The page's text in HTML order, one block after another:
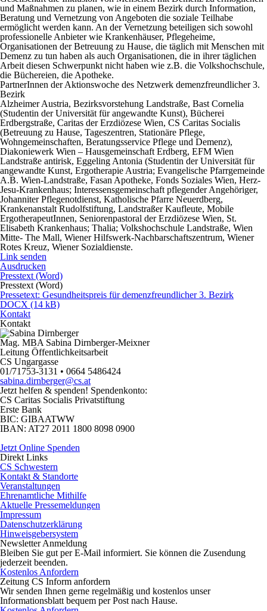
und Maßnahmen zu planen, wie in einem Bezirk durch Information,
Beratung und Vernetzung von Angeboten die soziale Teilhabe
ermöglicht werden kann. An der Vernetzung beteiligen sich sowohl
professionelle Anbieter wie Krankenhäuser, Pflegeheime,
Organisationen der Betreuung zu Hause, die täglich mit Menschen mit
Demenz zu tun haben als auch Organisationen, die in ihrer täglichen
Arbeit diesen Schwerpunkt nicht haben wie z.B. die Volkshochschule,
die Büchereien, die Apotheke.
PartnerInnen der Aktionswoche des Netzwerk demenzfreundlicher 3.
Bezirk
Alzheimer Austria, Bezirksvorstehung Landstraße, Bast Cornelia
(Studentin der Universität für angewandte Kunst), Bücherei
Erdbergstraße, Caritas der Erzdiözese Wien, CS Caritas Socialis
(Betreuung zu Hause, Tageszentren, Stationäre Pflege,
Wohngemeinschaften, Beratungsservice Pflege und Demenz),
Diakoniewerk Wien – Hausgemeinschaft Erdberg, EFM Wien
Landstraße antirisk, Eggeling Antonia (Studentin der Universität für
angewandte Kunst, Ergotherapie Austria; Evangelische Pfarrgemeinde
A.B. Wien-Landstraße, Fasan Apotheke, Fonds Soziales Wien, Herz-
Jesu-Krankenhaus; Interessensgemeinschaft pflegender Angehöriger,
Johanniter Pflegenotdienst, Katholische Pfarre Neuerdberg,
Krankenanstalt Rudolfstiftung, Landstraßer Kaufleute, Mobile
ErgotherapeutInnen, Seniorenpastoral der Erzdiözese Wien, St.
Elisabeth Krankenhaus; Thalia; Volkshochschule Landstraße, Wien
Mitte- The Mall, Wiener Hilfswerk-Nachbarschaftszentrum, Wiener
Rotes Kreuz, Wiener Sozialdienste.
Link senden
Ausdrucken
Presstext (Word)
Presstext (Word)
Pressetext: Gesundheitspreis für demenzfreundlicher 3. Bezirk
DOCX (14 kB)
Kontakt
Kontakt
Mag. MBA Sabina Dirnberger-Meixner
Leitung Öffentlichkeitsarbeit
CS Ungargasse
01/71753-3131 • 0664 5486424
sabina.dirnberger@cs.at
Jetzt helfen & spenden! Spendenkonto:
CS Caritas Socialis Privatstiftung
Erste Bank
BIC: GIBAATWW
IBAN: AT27 2011 1800 8098 0900
Jetzt Online Spenden
Direkt Links
CS Schwestern
Kontakt & Standorte
Veranstaltungen
Ehrenamtliche Mithilfe
Aktuelle Pressemeldungen
Impressum
Datenschutzerklärung
Hinweisgebersystem
NewsletterAnmeldung
Bleiben Sie gut per E-Mail informiert. Sie können die Zusendung
jederzeit beenden.
Kostenlos Anfordern
Zeitung CS Inform anfordern
Wir senden Ihnen gerne regelmäßig und kostenlos unser
Informationsblatt bequem per Post nach Hause.